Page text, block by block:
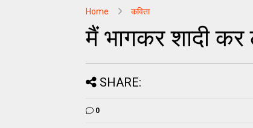
Home कविता
मैं भागकर शादी कर
SHARE:
0